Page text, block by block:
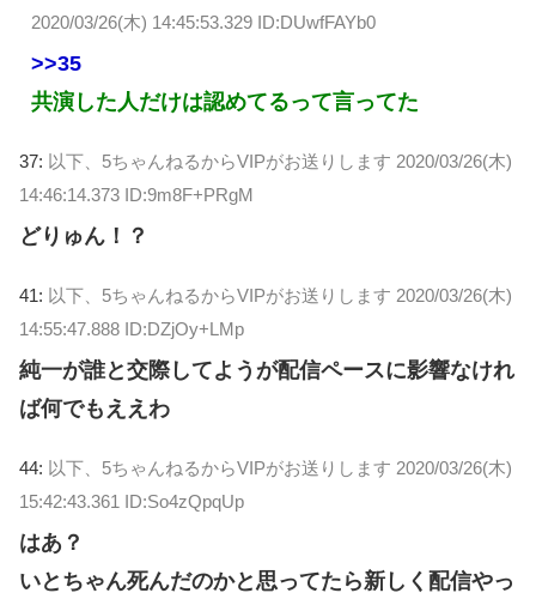
2020/03/26(木) 14:45:53.329 ID:DUwfFAYb0
>>35
共演した人だけは認めてるって言ってた
37: 以下、5ちゃんねるからVIPがお送りします 2020/03/26(木)
14:46:14.373 ID:9m8F+PRgM
どりゅん！？
41: 以下、5ちゃんねるからVIPがお送りします 2020/03/26(木)
14:55:47.888 ID:DZjOy+LMp
純一が誰と交際してようが配信ペースに影響なけれ
ば何でもええわ
44: 以下、5ちゃんねるからVIPがお送りします 2020/03/26(木)
15:42:43.361 ID:So4zQpqUp
はあ？
いとちゃん死んだのかと思ってたら新しく配信やっ